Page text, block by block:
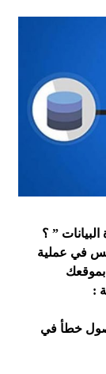
” ؟
في عملية
بموقعك
:
خطأ في